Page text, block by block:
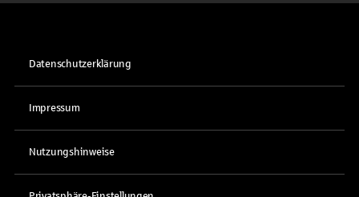
Datenschutzerklärung
Impressum
Nutzungshinweise